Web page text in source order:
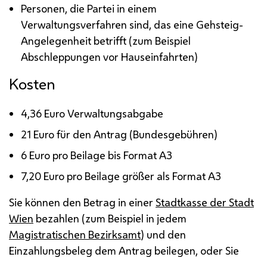
Personen, die Partei in einem
Verwaltungsverfahren sind, das eine Gehsteig-
Angelegenheit betrifft (zum Beispiel
Abschleppungen vor Hauseinfahrten)
Kosten
4,36 Euro Verwaltungsabgabe
21 Euro für den Antrag (Bundesgebühren)
6 Euro pro Beilage bis Format A3
7,20 Euro pro Beilage größer als Format A3
Sie können den Betrag in einer Stadtkasse der Stadt
Wien bezahlen (zum Beispiel in jedem
Magistratischen Bezirksamt) und den
Einzahlungsbeleg dem Antrag beilegen, oder Sie